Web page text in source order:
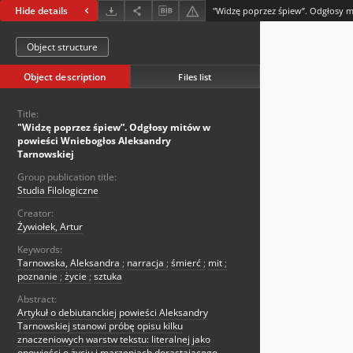
Hide details
Object structure
Object description Files list
Title:
"Widzę poprzez śpiew”. Odgłosy mitów w
powieści Wniebogłos Aleksandry
Tarnowskiej
Group publication title:
Studia Filologiczne
Creator:
Żywiołek, Artur
Keywords:
Tarnowska, Aleksandra ; narracja ; śmierć ; mit ;
poznanie ; życie ; sztuka
Abstract:
Artykuł o debiutanckiej powieści Aleksandry
Tarnowskiej stanowi próbę opisu kilku
znaczeniowych warstw tekstu: literalnej jako